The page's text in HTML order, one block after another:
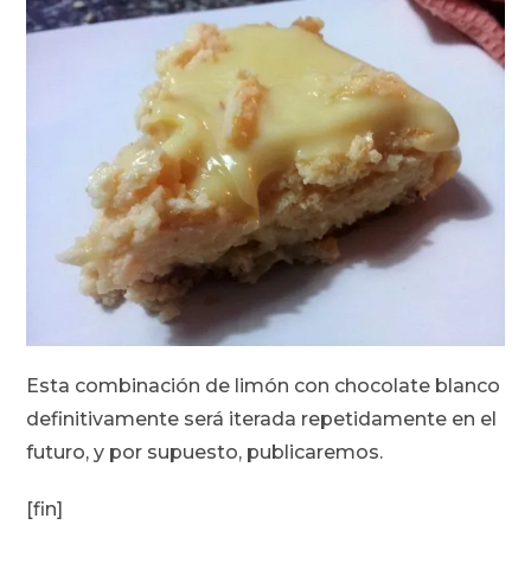
Esta combinación de limón con chocolate blanco
definitivamente será iterada repetidamente en el
futuro, y por supuesto, publicaremos.
[fin]